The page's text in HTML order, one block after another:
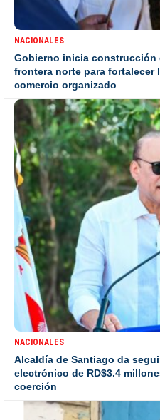
NACIONALES
Gobierno inicia construcción
frontera norte para fortalecer
comercio organizado
NACIONALES
Alcaldía de Santiago da
electrónico de RD$3.4
coerción